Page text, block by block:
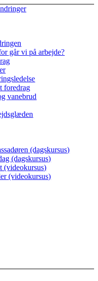
går vi på arbejde?
foredrag
vanebrud
(dagskursus)
(dagskursus)
(videokursus)
(videokursus)